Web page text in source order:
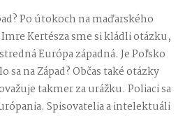
Po útokoch na maďarského
Kertésza sme si kládli otázku,
Európa západná. Je Poľsko
sa na Západ? Občas také otázky
takmer za urážku. Poliaci sa
Spisovatelia a intelektuáli